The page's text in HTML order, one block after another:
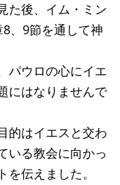
た後、イム・ミン
、9節を通して神
パウロの心にイエ
にはなりませんで
的はイエスと交わ
いる教会に向かっ
伝えました。